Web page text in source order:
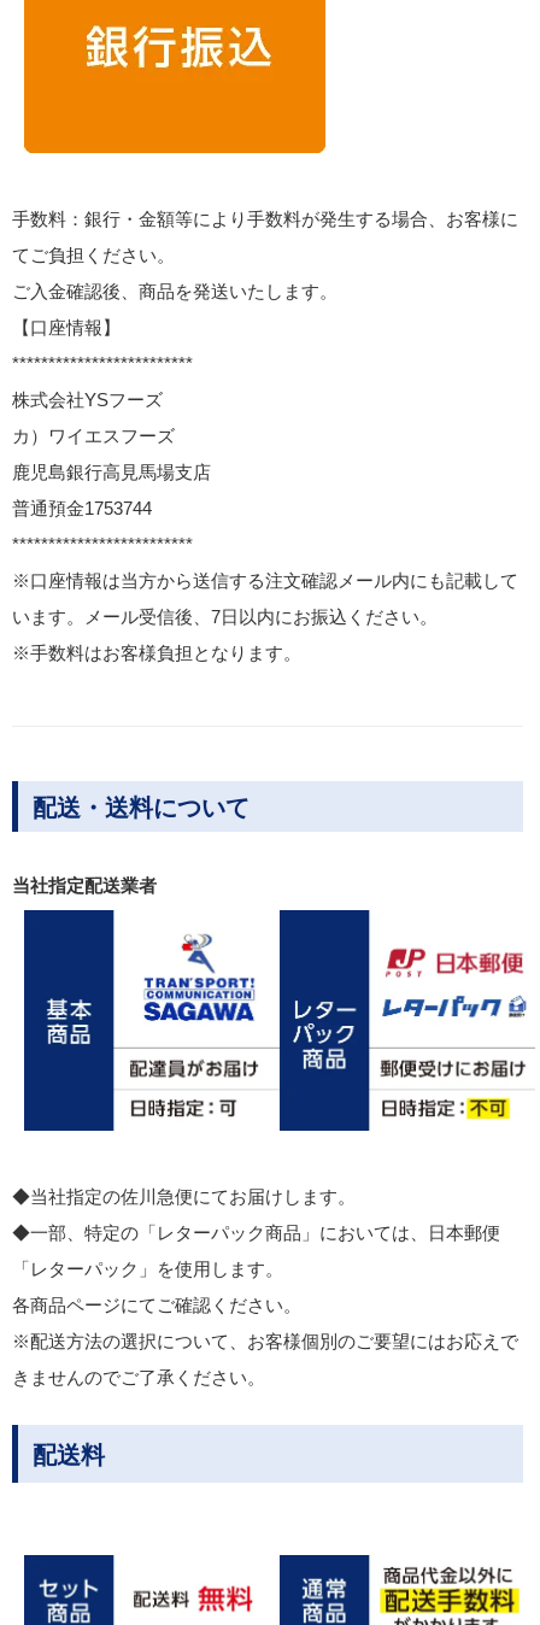
手数料：銀行・金額等により手数料が発生する場合、お客様に
てご負担ください。
ご入金確認後、商品を発送いたします。
【口座情報】
*************************
株式会社YSフーズ
カ）ワイエスフーズ
鹿児島銀行高見馬場支店
普通預金1753744
*************************
※口座情報は当方から送信する注文確認メール内にも記載して
います。メール受信後、7日以内にお振込ください。
※手数料はお客様負担となります。
配送・送料について
当社指定配送業者
◆当社指定の佐川急便にてお届けします。
◆一部、特定の「レターパック商品」においては、日本郵便
「レターパック」を使用します。
各商品ページにてご確認ください。
※配送方法の選択について、お客様個別のご要望にはお応えで
きませんのでご了承ください。
配送料